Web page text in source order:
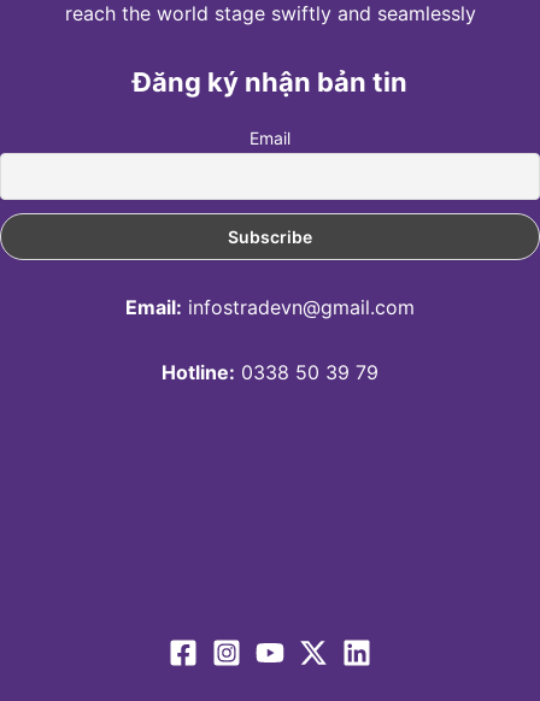
reach the world stage swiftly and seamlessly
Đăng ký nhận bản tin
Email
Email: infostradevn@gmail.com
Hotline: 0338 50 39 79